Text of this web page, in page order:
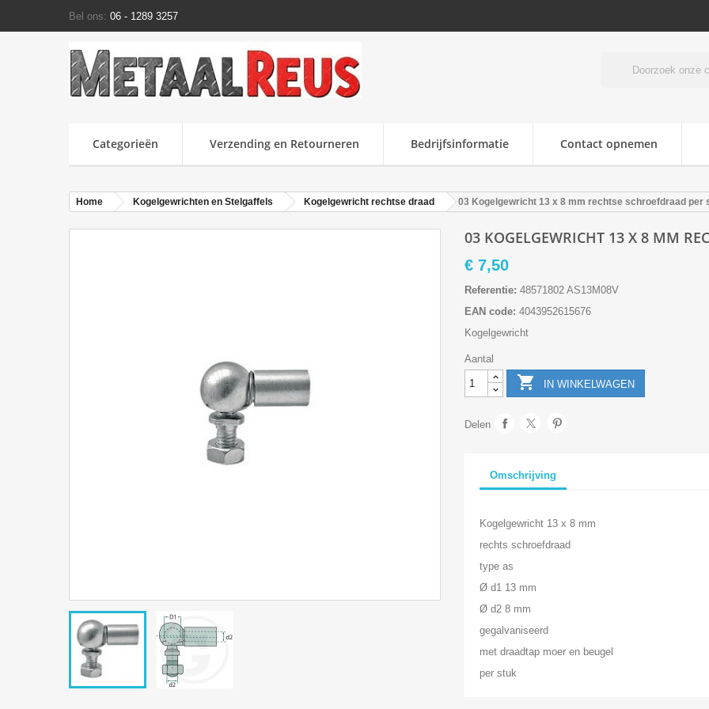
Bel ons: 06 - 1289 3257
Categorieën Verzending en Retourneren Bedrijfsinformatie Contact opnemen
Home Kogelgewrichten en Stelgaffels Kogelgewricht rechtse draad 03 Kogelgewricht 13 x 8 mm rechtse schroefdraad per
03 KOGELGEWRICHT 13 X 8 MM
€ 7,50
Referentie: 48571802 AS13M08V
EAN code: 4043952615676
Kogelgewricht
Aantal
 IN WINKELWAGEN
Delen
Omschrijving
Kogelgewricht 13 x 8 mm
rechts schroefdraad
type as
Ø d1 13 mm
Ø d2 8 mm
gegalvaniseerd
met draadtap moer en beugel
per stuk